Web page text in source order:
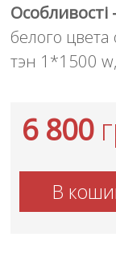
Особливості
белого
тэн 1*1500
6 800
В